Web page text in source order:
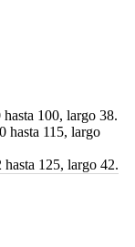
hasta 100, largo 38.
hasta 115, largo
hasta 125, largo 42.